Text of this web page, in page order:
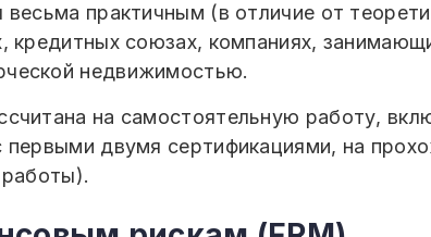
практичным (в отличие от
кредитных союзах, компаниях,
недвижимостью.
на самостоятельную работу,
двумя сертификациями, на